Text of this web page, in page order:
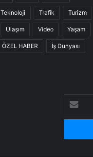
Teknoloji Trafik Turizm
Ulaşım Video Yaşam
ÖZEL HABER İş Dünyası
Posta
adresinizi